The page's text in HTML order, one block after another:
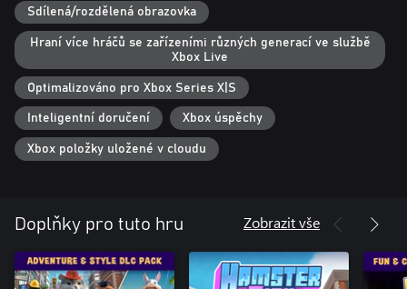
Sdílená/rozdělená obrazovka
Hraní více hráčů se zařízeními různých generací ve službě
Xbox Live
Optimalizováno pro Xbox Series X|S
Inteligentní doručení Xbox úspěchy
Xbox položky uložené v cloudu
Doplňky pro tuto hru Zobrazit vše